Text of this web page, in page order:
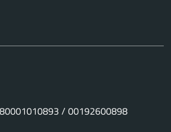
80001010893 / 00192600898